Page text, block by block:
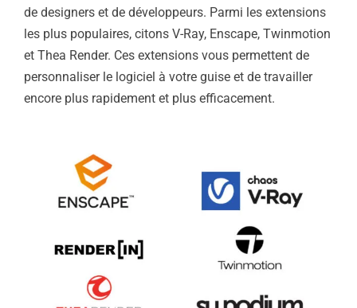
de designers et de développeurs. Parmi les extensions
les plus populaires, citons V-Ray, Enscape, Twinmotion
et Thea Render. Ces extensions vous permettent de
personnaliser le logiciel à votre guise et de travailler
encore plus rapidement et plus efficacement.